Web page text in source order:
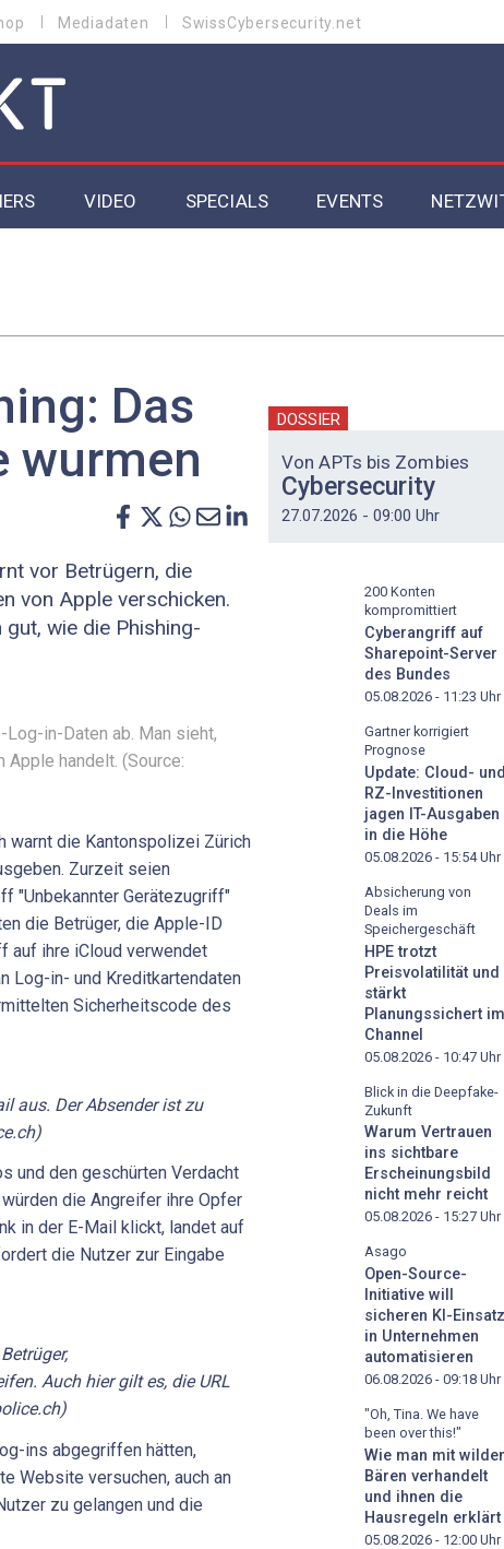
Mediadaten SwissCybersecurity.net
VIDEO SPECIALS
Artificial Intelligence 2025
EVENTS
Das
wurmen
vor Betrügern, die
von Apple verschicken.
wie die Phishing-
in-Daten ab. Man sieht,
handelt. (Source:
warnt die Kantonspolizei Zürich
Zurzeit seien
"Unbekannter Gerätezugriff"
die Betrüger, die Apple-ID
auf ihre iCloud verwendet
Log-in- und Kreditkartendaten
Sicherheitscode des
aus. Der Absender ist zu
und den geschürten Verdacht
die Angreifer ihre Opfer
in der E-Mail klickt, landet auf
die Nutzer zur Eingabe
Auch hier gilt es, die URL
ins abgegriffen hätten,
Website versuchen, auch an
zu gelangen und die
DOSSIER
Von APTs bis Zombies
Cybersecurity
27.07.2026 - 09:00 Uhr
200 Konten
kompromittiert
Cyberangriff auf
Sharepoint-Server
des Bundes
05.08.2026 - 11:23 Uhr
Gartner korrigiert
Prognose
Update: Cloud-
RZ-Investitionen
jagen IT-Ausgaben
in die Höhe
05.08.2026 - 15:54Uhr
Absicherung von
Deals im
Speichergeschäft
HPE trotzt
Preisvolatilität und
stärkt
Planungssichert im
Channel
05.08.2026 - 10:47 Uhr
Blick in die Deepfake-
Zukunft
Warum Vertrauen
ins sichtbare
Erscheinungsbild
nicht mehr reicht
05.08.2026 - 15:27 Uhr
Asago
Open-Source-
Initiative will
sicheren KI-Einsatz
in Unternehmen
automatisieren
06.08.2026 - 09:18 Uhr
"Oh, Tina. We have
been over this!"
Wie man mit
Bären verhandelt
und ihnen die
Hausregeln erklärt
05.08.2026 - 12:00 Uhr